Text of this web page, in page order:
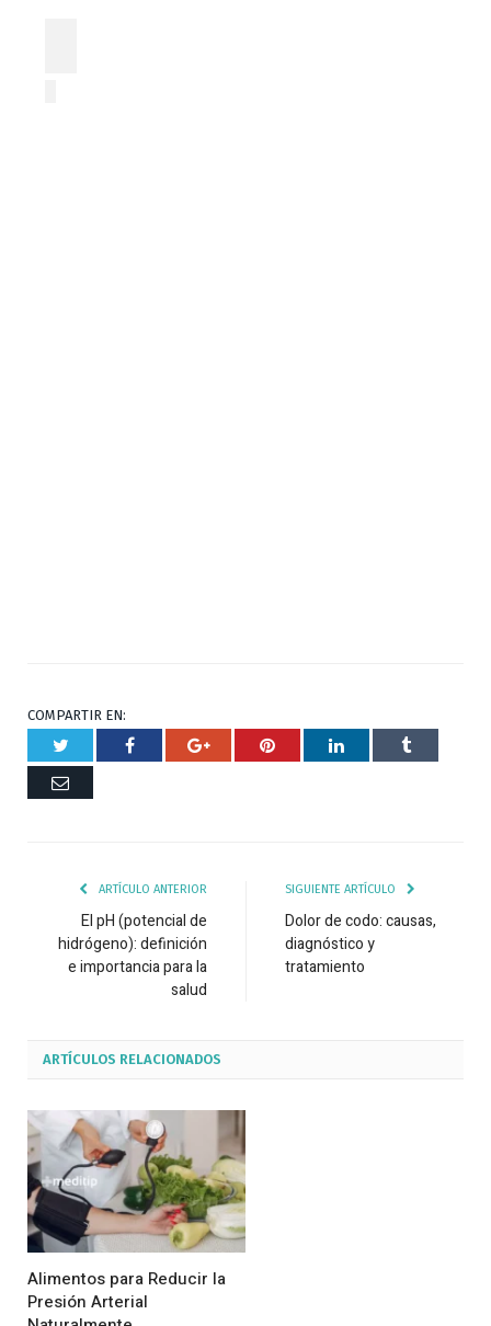
COMPARTIR EN:
Twitter Facebook Google+ Pinterest RespuestaTumblr
Correo
ARTÍCULO ANTERIOR
El pH (potencial de
hidrógeno): definición
e importancia para la
salud
SIGUIENTE ARTÍCULO
Dolor de codo: causas,
diagnóstico y
tratamiento
ARTÍCULOS RELACIONADOS
Alimentos para Reducir la
Presión Arterial